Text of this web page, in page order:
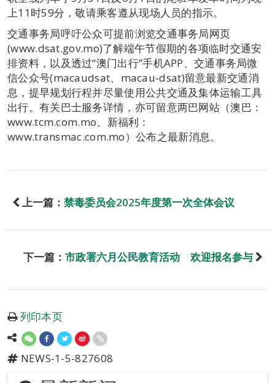
上11时59分，敬请乘客遵从现场人员的指示。
交通事务局呼吁公众可提前浏览交通事务局网页
(www.dsat.gov.mo)了解端午节假期的各项临时交通安
排资料，以及透过“澳门出行”手机APP、交通事务局微
信公众号(macaudsat、macau-dsat)留意最新交通消
息，提早规划行程并尽量使用公共交通及集体运输工具
出行。有关巴士服务详情，亦可留意两巴网站（澳巴：
www.tcm.com.mo、新福利：
www.transmac.com.mo）公布之最新消息。
上一篇： 禁毒委员会2025年度第一次全体会议
下一篇： 市政署六月公民教育活动 欢迎报名参与
列印本页
NEWS-1-5-827608